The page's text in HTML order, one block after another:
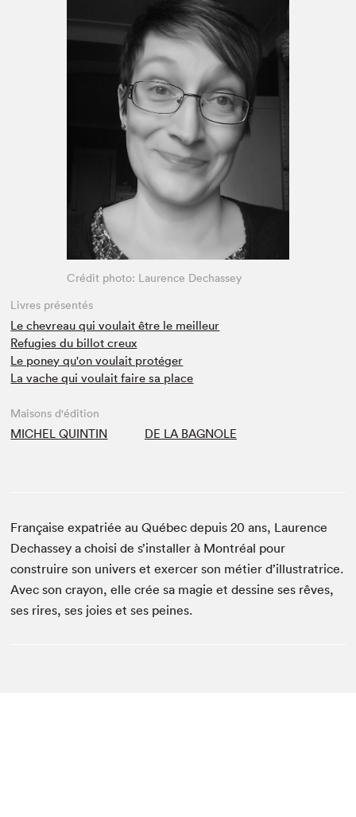
Crédit photo: Laurence Dechassey
Livres présentés
Le chevreau qui voulait être le meilleur
Refugies du billot creux
Le poney qu'on voulait protéger
La vache qui voulait faire sa place
Maisons d'édition
MICHEL QUINTIN DE LA BAGNOLE
Française expatriée au Québec depuis 20 ans, Laurence
Dechassey a choisi de s’installer à Montréal pour
construire son univers et exercer son métier d’illustratrice.
Avec son crayon, elle crée sa magie et dessine ses rêves,
ses rires, ses joies et ses peines.